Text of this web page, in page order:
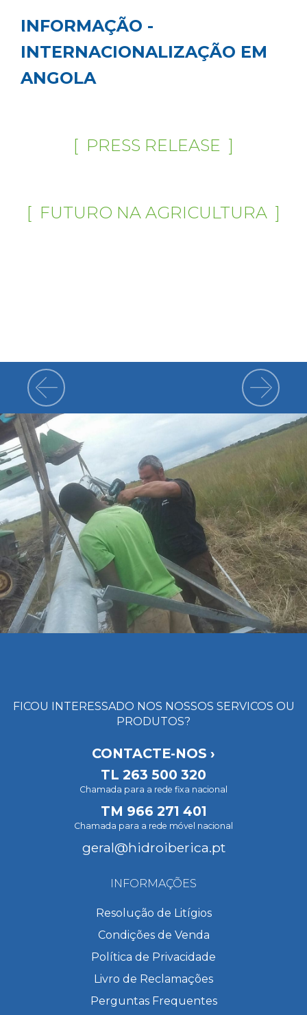
INFORMAÇÃO -
INTERNACIONALIZAÇÃO EM
ANGOLA
[ PRESS RELEASE ]
[ FUTURO NA AGRICULTURA ]
FICOU INTERESSADO NOS NOSSOS SERVICOS OU
PRODUTOS?
CONTACTE-NOS ›
TL 263 500 320
Chamada para a rede fixa nacional
TM 966 271 401
Chamada para a rede móvel nacional
geral@hidroiberica.pt
INFORMAÇÕES
Resolução de Litígios
Condições de Venda
Política de Privacidade
Livro de Reclamações
Perguntas Frequentes